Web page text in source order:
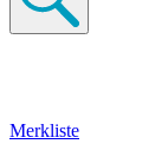
Merkliste